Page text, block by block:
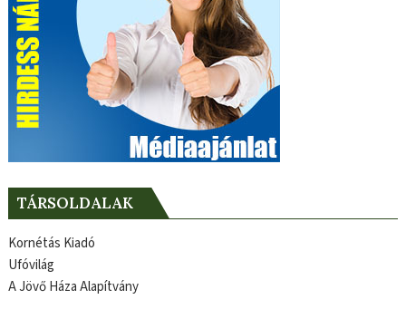
TÁRSOLDALAK
Kornétás Kiadó
Ufóvilág
A Jövő Háza Alapítvány